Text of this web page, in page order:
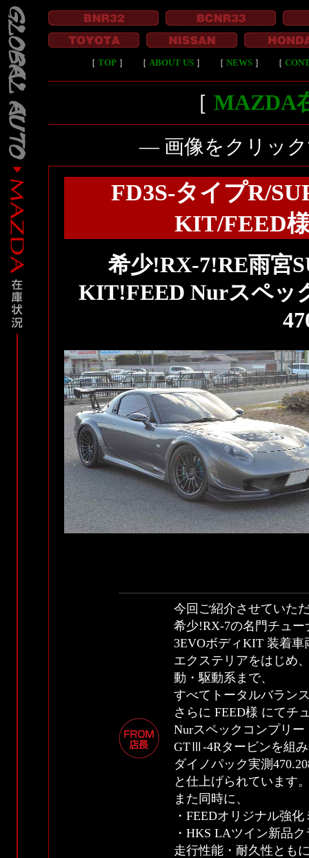
［ TOP］ ［ ABOUT US］ ［ NEWS］ ［
［ MAZDA
― 画像をクリッ
FD3S-タイプR/
KIT/FEED
希少!RX-7!RE雨宮
KIT!FEED Nurスペッ
今回ご紹介させていた
希少!RX-7の名門チュー
3EVOボディKIT 装着車
エクステリアをはじめ
動・駆動系まで、
すべてトータルバラン
さらに FEED様 にてチ
Nurスペックコンプリ
GTⅢ-4Rタービンを組
ダイノパック実測
と仕上げられています
また同時に、
・FEEDオリジナル強
・HKS LAツイン新品
走行性能・耐久性とも